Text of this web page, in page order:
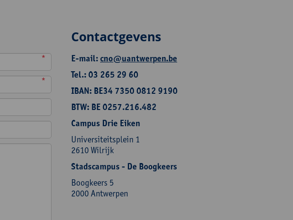
*
*
Contactgevens
E-mail:cno@uantwerpen.be
Tel.: 03 265 29 60
IBAN: BE34 7350 0812 9190
BTW: BE 0257.216.482
Campus Drie Eiken
Universiteitsplein 1
2610 Wilrijk
Stadscampus - De Boogkeers
Boogkeers 5
2000 Antwerpen